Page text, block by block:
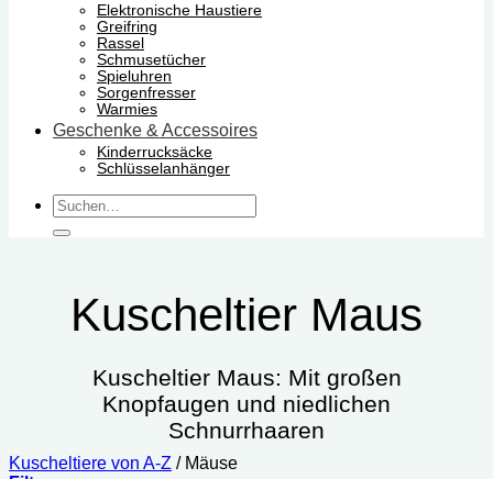
Elektronische Haustiere
Greifring
Rassel
Schmusetücher
Spieluhren
Sorgenfresser
Warmies
Geschenke & Accessoires
Kinderrucksäcke
Schlüsselanhänger
Suchen
nach:
Kuscheltier Maus
Kuscheltier Maus: Mit großen
Knopfaugen und niedlichen
Schnurrhaaren
Kuscheltiere von A-Z /Mäuse